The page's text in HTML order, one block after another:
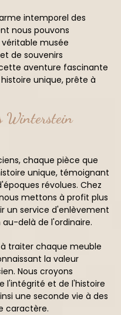
intemporel des
nous pouvons
musée
de souvenirs
aventure fascinante
unique, prête à
Winterstein
chaque pièce que
unique, témoignant
révolues. Chez
mettons à profit plus
un service d'enlèvement
delà de l'ordinaire.
traiter chaque meuble
la valeur
Nous croyons
l'intégrité et de l'histoire
une seconde vie à des
caractère.